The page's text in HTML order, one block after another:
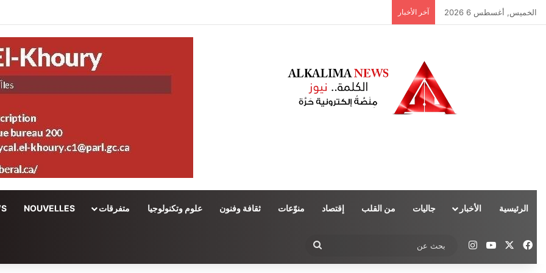
الخميس, أغسطس 6 2026 آخر الأخبار
الرئيسية الأخبار جاليات من القلب إقتصاد منوّعات ثقافة وفنون علوم وتكنولوجيا متفرقات NOUVELLES
فيسبوك ‫YouTubeانستقرام
عن